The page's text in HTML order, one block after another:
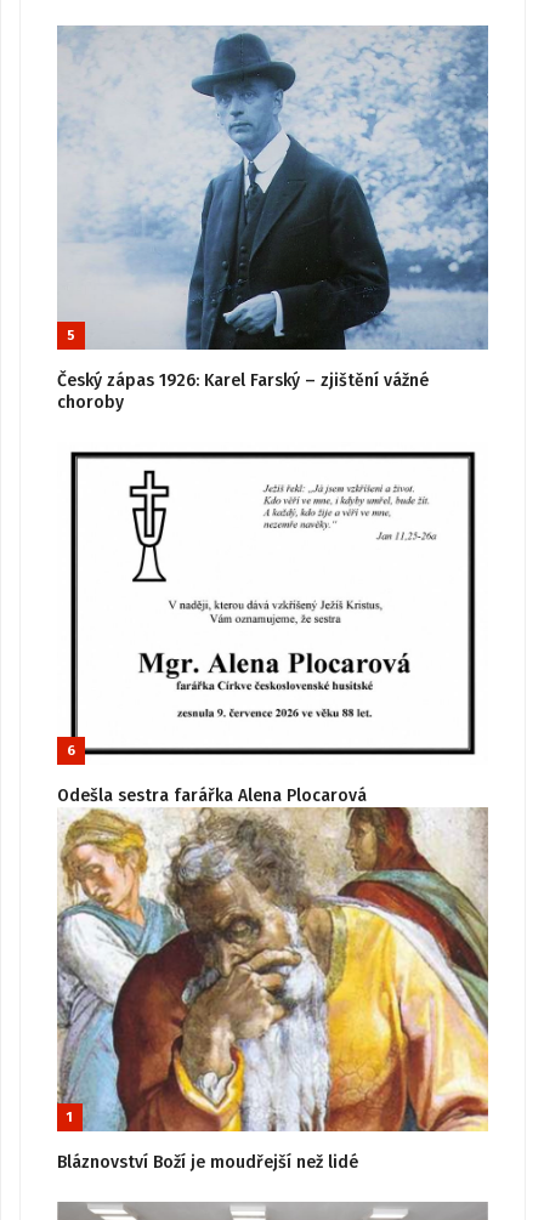
5
Český zápas 1926: Karel Farský – zjištění vážné
choroby
6
Odešla sestra farářka Alena Plocarová
1
Bláznovství Boží je moudřejší než lidé